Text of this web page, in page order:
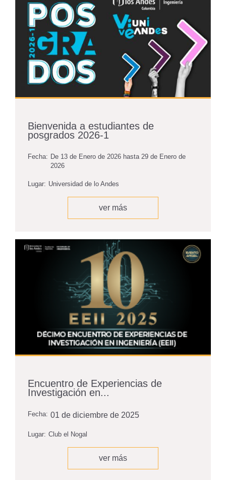
Bienvenida a estudiantes de
posgrados 2026-1
Fecha: De 13 de Enero de 2026 hasta 29 de Enero de
2026
Lugar: Universidad de lo Andes
ver más
Encuentro de Experiencias de
Investigación en...
Fecha: 01 de diciembre de 2025
Lugar: Club el Nogal
ver más